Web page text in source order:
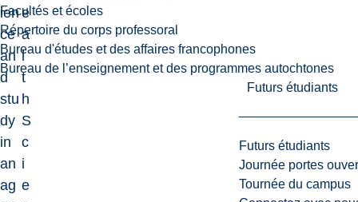
Facultés et écoles
Répertoire du corps professoral
Bureau d'études et des affaires francophones
Bureau de l’enseignement et des programmes autochtones
Futurs étudiants
Futurs étudiants
Journée portes
Tournée du campus
ien
ce
an
d
stu
dy
in
an
ag
e
a
l
t
h
S
c
i
e